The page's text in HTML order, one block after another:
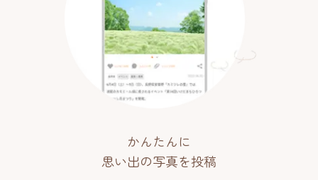
かんたんに
思い出の写真を投稿